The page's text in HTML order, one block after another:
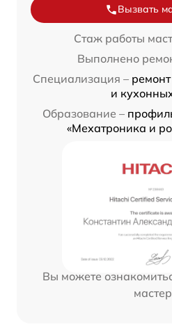
Вызвать
Стаж работы
Выполнено
Специализация –
и
Образование –
«Мехатроника и
Вы можете